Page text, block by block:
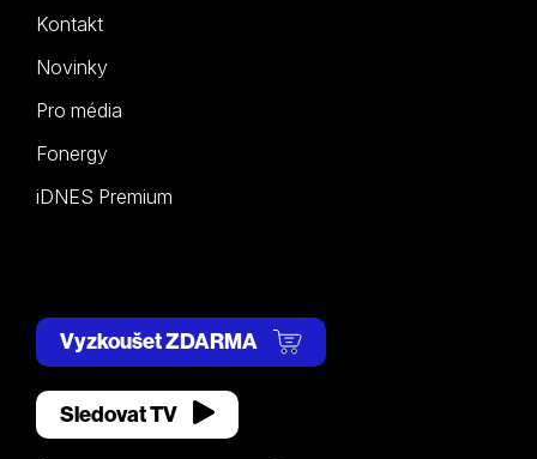
Kontakt
Novinky
Pro média
Fonergy
iDNES Premium
Vyzkoušet ZDARMA
Sledovat TV